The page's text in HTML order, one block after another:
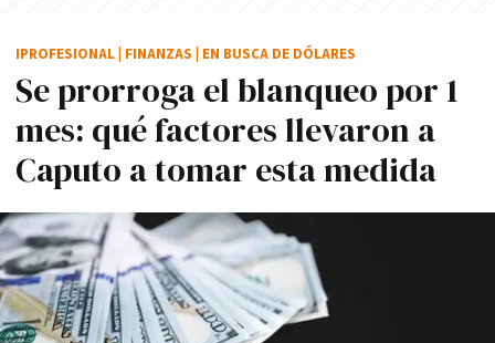
Se prorroga el blanqueo por 1
mes: qué factores llevaron a
Caputo a tomar esta medida
IPROFESIONAL FINANZAS EN BUSCA DE DÓLARES